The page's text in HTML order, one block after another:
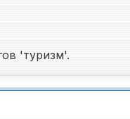
'туризм'.